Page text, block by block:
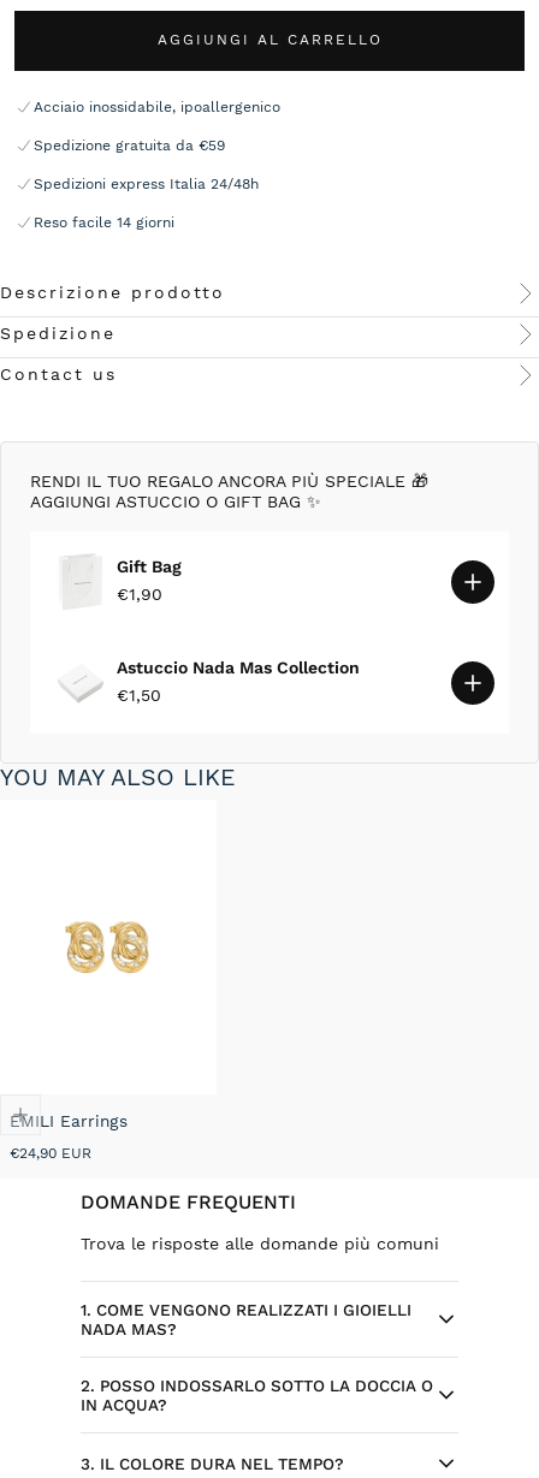
AGGIUNGI AL CARRELLO
Acciaio inossidabile, ipoallergenico
Spedizione gratuita da €59
Spedizioni express Italia 24/48h
Reso facile 14 giorni
Descrizione prodotto
Spedizione
Contact us
RENDI IL TUO REGALO ANCORA PIÙ SPECIALE 🎁
AGGIUNGI ASTUCCIO O GIFT BAG ✨
Gift Bag
€1,90
Astuccio Nada Mas Collection
€1,50
YOU MAY ALSO LIKE
EMILI Earrings
Prezzo
€24,90 EUR
DOMANDE FREQUENTI
Trova le risposte alle domande più comuni
1. COME VENGONO REALIZZATI I GIOIELLI
NADA MAS?
Ogni gioiello Nada Mas nasce da design
selezionati ed esclusivi, sviluppati per il
brand. Alcuni modelli sono progettati
internamente, con attenzione a dettagli,
2. POSSO INDOSSARLO SOTTO LA DOCCIA O
IN ACQUA?
Sì, l’acciaio inossidabile è resistente
3. IL COLORE DURA NEL TEMPO?